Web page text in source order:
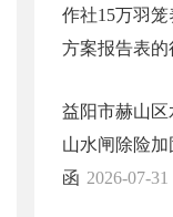
作社15万羽
方案报告表
益阳市赫山
山水闸除险
函 2026-07-31